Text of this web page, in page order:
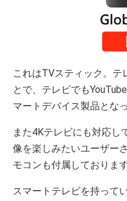
これはTVスティック。テ
とで、テレビでも
マートデバイス製品とな
また4Kテレビにも対応し
像を楽しみたいユーザー
モコンも付属しております
スマートテレビを持って